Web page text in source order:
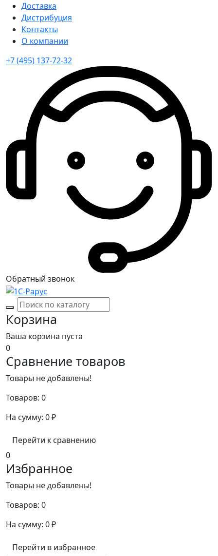
Доставка
Дистрибуция
Контакты
О компании
+7 (495) 137-72-32
Обратный звонок
Корзина
Ваша корзина пуста
0
Сравнение товаров
Товары не добавлены!
Товаров: 0
На сумму: 0₽
Перейти к сравнению
0
Избранное
Товары не добавлены!
Товаров: 0
На сумму: 0₽
Перейти в избранное